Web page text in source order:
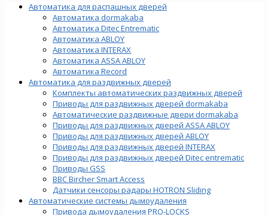
Автоматика для распашных дверей
Автоматика dormakaba
Автоматика Ditec Entrematic
Автоматика ABLOY
Автоматика INTERAX
Автоматика ASSA ABLOY
Автоматика Record
Автоматика для раздвижных дверей
Комплекты автоматических раздвижных дверей
Приводы для раздвижных дверей dormakaba
Автоматические раздвижные двери dormakaba
Приводы для раздвижных дверей ASSA ABLOY
Приводы для раздвижных дверей ABLOY
Приводы для раздвижных дверей INTERAX
Приводы для раздвижных дверей Ditec entrematic
Приводы GSS
BBC Bircher Smart Access
Датчики сенсоры радары HOTRON Sliding
Автоматические системы дымоудаления
Привода дымоудаления PRO-LOCKS